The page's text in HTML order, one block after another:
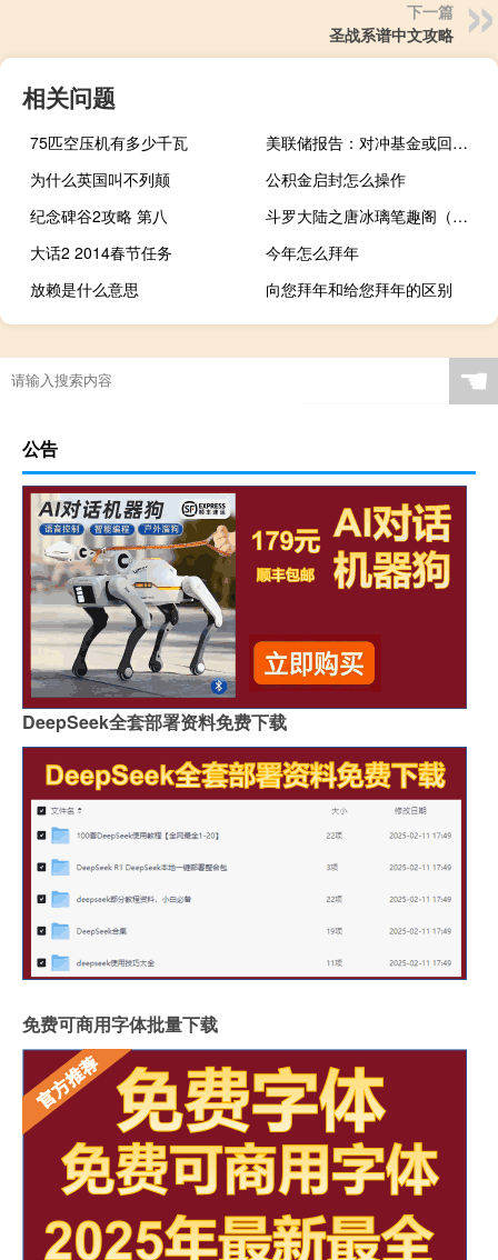
下一篇
圣战系谱中文攻略
相关问题
75匹空压机有多少千瓦
美联储报告：对冲基金或回购美债高杠杆基差交易并带来风险
为什么英国叫不列颠
公积金启封怎么操作
纪念碑谷2攻略 第八
斗罗大陆之唐冰璃笔趣阁（斗罗大陆之唐冰璃）
大话2 2014春节任务
今年怎么拜年
放赖是什么意思
向您拜年和给您拜年的区别
☚
公告
DeepSeek全套部署资料免费下载
免费可商用字体批量下载